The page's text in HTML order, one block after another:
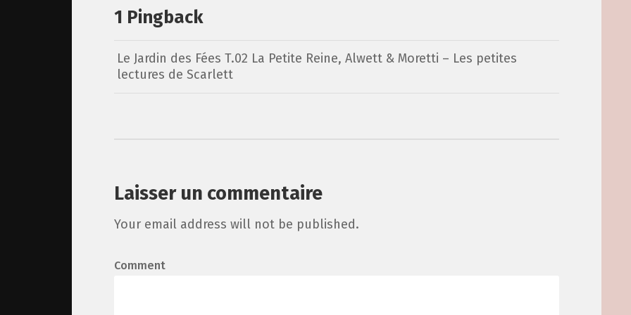
1 Pingback
Le Jardin des Fées T.02 La Petite Reine, Alwett & Moretti – Les petites
lectures de Scarlett
Laisser un commentaire
Your email address will not be published.
Comment